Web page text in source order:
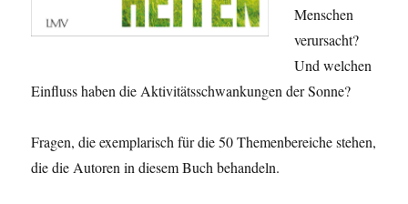
Menschen
verursacht?
Und welchen
Einfluss haben die Aktivitätsschwankungen der Sonne?
Fragen, die exemplarisch für die 50 Themenbereiche stehen,
die die Autoren in diesem Buch behandeln.